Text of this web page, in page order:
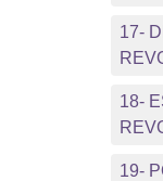
17-
18-
19-